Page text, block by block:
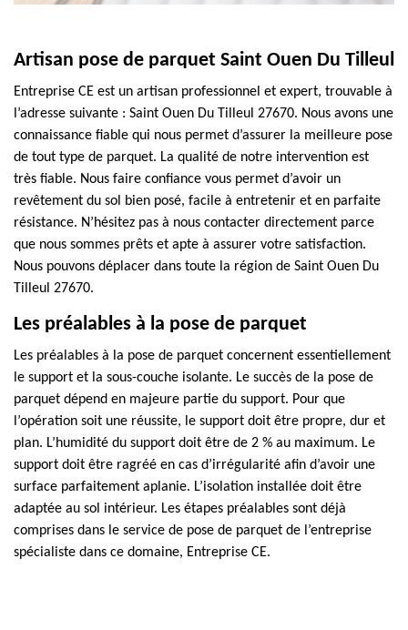
Artisan pose de parquet Saint Ouen Du Tilleul
Entreprise CE est un artisan professionnel et expert, trouvable à
l’adresse suivante : Saint Ouen Du Tilleul 27670. Nous avons une
connaissance fiable qui nous permet d’assurer la meilleure pose
de tout type de parquet. La qualité de notre intervention est
très fiable. Nous faire confiance vous permet d’avoir un
revêtement du sol bien posé, facile à entretenir et en parfaite
résistance. N’hésitez pas à nous contacter directement parce
que nous sommes prêts et apte à assurer votre satisfaction.
Nous pouvons déplacer dans toute la région de Saint Ouen Du
Tilleul 27670.
Les préalables à la pose de parquet
Les préalables à la pose de parquet concernent essentiellement
le support et la sous-couche isolante. Le succès de la pose de
parquet dépend en majeure partie du support. Pour que
l’opération soit une réussite, le support doit être propre, dur et
plan. L’humidité du support doit être de 2 % au maximum. Le
support doit être ragréé en cas d’irrégularité afin d’avoir une
surface parfaitement aplanie. L’isolation installée doit être
adaptée au sol intérieur. Les étapes préalables sont déjà
comprises dans le service de pose de parquet de l’entreprise
spécialiste dans ce domaine, Entreprise CE.